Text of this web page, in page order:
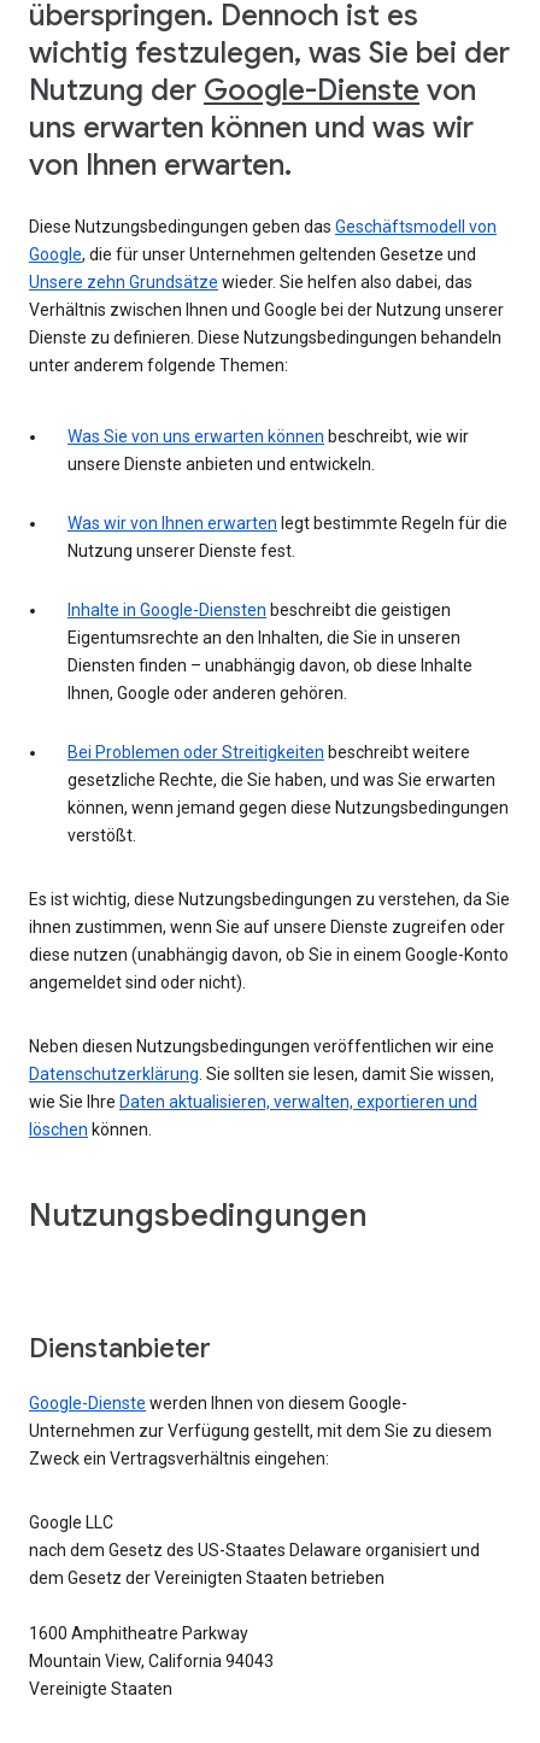
überspringen. Dennoch ist es
wichtig festzulegen, was Sie bei der
Nutzung der Google-Dienste von
uns erwarten können und was wir
von Ihnen erwarten.
Diese Nutzungsbedingungen geben das Geschäftsmodell von
Google, die für unser Unternehmen geltenden Gesetze und
Unsere zehn Grundsätze wieder. Sie helfen also dabei, das
Verhältnis zwischen Ihnen und Google bei der Nutzung unserer
Dienste zu definieren. Diese Nutzungsbedingungen behandeln
unter anderem folgende Themen:
Was Sie von uns erwarten können beschreibt, wie wir
unsere Dienste anbieten und entwickeln.
Was wir von Ihnen erwarten legt bestimmte Regeln für die
Nutzung unserer Dienste fest.
Inhalte in Google-Diensten beschreibt die geistigen
Eigentumsrechte an den Inhalten, die Sie in unseren
Diensten finden – unabhängig davon, ob diese Inhalte
Ihnen, Google oder anderen gehören.
Bei Problemen oder Streitigkeiten beschreibt weitere
gesetzliche Rechte, die Sie haben, und was Sie erwarten
können, wenn jemand gegen diese Nutzungsbedingungen
verstößt.
Es ist wichtig, diese Nutzungsbedingungen zu verstehen, da Sie
ihnen zustimmen, wenn Sie auf unsere Dienste zugreifen oder
diese nutzen (unabhängig davon, ob Sie in einem Google-Konto
angemeldet sind oder nicht).
Neben diesen Nutzungsbedingungen veröffentlichen wir eine
Datenschutzerklärung . Sie sollten sie lesen, damit Sie wissen,
wie Sie Ihre Daten aktualisieren, verwalten, exportieren und
löschen können.
Nutzungsbedingungen
Dienstanbieter
Google-Dienste werden Ihnen von diesem Google-
Unternehmen zur Verfügung gestellt, mit dem Sie zu diesem
Zweck ein Vertragsverhältnis eingehen:
Google LLC
nach dem Gesetz des US-Staates Delaware organisiert und
dem Gesetz der Vereinigten Staaten betrieben
1600 Amphitheatre Parkway
Mountain View, California 94043
Vereinigte Staaten